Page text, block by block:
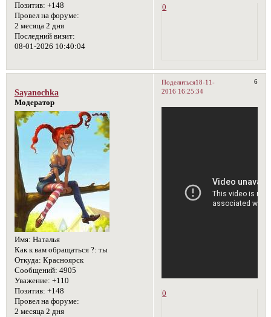
Позитив: +148
Провел на форуме:
2 месяца 2 дня
Последний визит:
08-01-2026 10:40:04
0
Поделиться 6
18-11-
2016 16:25:34
Sayanochka
Модератор
Имя: Наталья
Как к вам обращаться ?: ты
Откуда: Красноярск
Сообщений: 4905
Уважение: +110
Позитив: +148
Провел на форуме:
2 месяца 2 дня
0